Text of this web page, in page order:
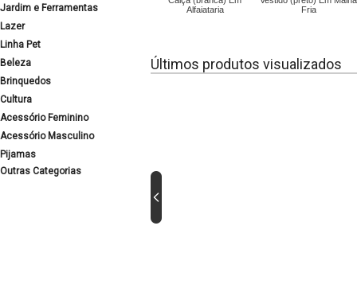
Jardim e Ferramentas
Lazer
Linha Pet
Beleza
Brinquedos
Cultura
Acessório Feminino
Acessório Masculino
Pijamas
Outras Categorias
Alfaiataria
Fria
Últimos produtos visualizados